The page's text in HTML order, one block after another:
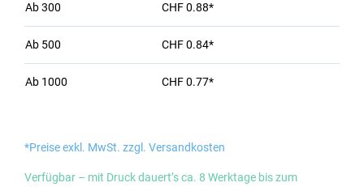
Ab300 CHF 0.88*
Ab 500 CHF 0.84*
Ab 1000 CHF 0.77*
*Preise exkl. MwSt. zzgl. Versandkosten
Verfügbar – mit Druck dauert’s ca. 8 Werktage bis zum